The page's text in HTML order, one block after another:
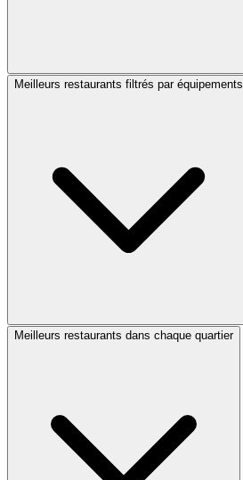
Meilleurs restaurants filtrés par équipements
Meilleurs restaurants dans chaque quartier